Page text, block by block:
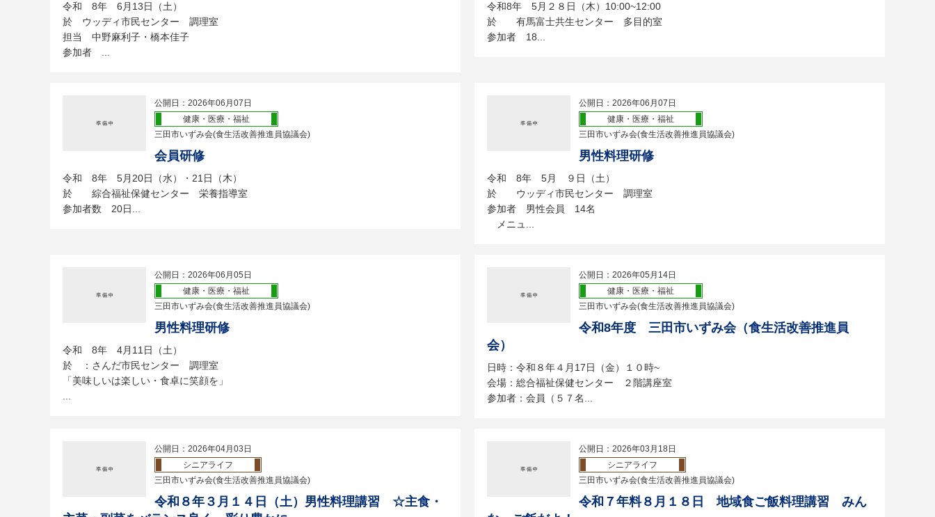
令和 8年 6月13日（土）
於 ウッディ市民センター 調理室
担当 中野麻利子・橋本佳子
参加者 ...
令和8年 5月２８日（木）10:00~12:00
於 有馬富士共生センター 多目的室
参加者 18...
公開日：2026年06月07日
健康・医療・福祉
三田市いずみ会(食生活改善推進員協議会)
会員研修
令和 8年 5月20日（水）・21日（木）
於 綜合福祉保健センター 栄養指導室
参加者数 20日...
公開日：2026年06月07日
健康・医療・福祉
三田市いずみ会(食生活改善推進員協議会)
男性料理研修
令和 8年 5月 ９日（土）
於 ウッディ市民センター 調理室
参加者 男性会員 14名
メニュ...
公開日：2026年06月05日
健康・医療・福祉
三田市いずみ会(食生活改善推進員協議会)
男性料理研修
令和 8年 4月11日（土）
於 ：さんだ市民センター 調理室
「美味しいは楽しい・食卓に笑顔を」
公開日：2026年05月14日
健康・医療・福祉
三田市いずみ会(食生活改善推進員協議会)
令和8年度 三田市いずみ会（食生活改善推進員
会）
日時：令和８年４月17日（金）１０時~
会場：総合福祉保健センター ２階講座室
参加者：会員（５７名...
公開日：2026年04月03日
シニアライフ
三田市いずみ会(食生活改善推進員協議会)
令和８年３月１４日（土）男性料理講習 ☆主食・
公開日：2026年03月18日
シニアライフ
三田市いずみ会(食生活改善推進員協議会)
令和７年料８月１８日 地域食ご飯料理講習 みん